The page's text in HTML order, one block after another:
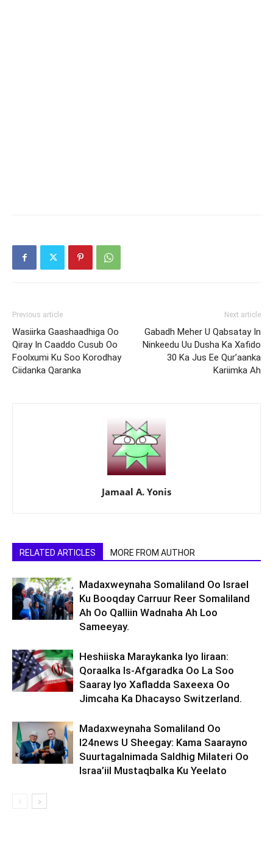
Previous article
Wasiirka Gaashaadhiga Oo
Qiray In Caaddo Cusub Oo
Foolxumi Ku Soo Korodhay
Ciidanka Qaranka
Next article
Gabadh Meher U Qabsatay In
Ninkeedu Uu Dusha Ka Xafido
30 Ka Jus Ee Qur’aanka
Kariimka Ah
Jamaal A. Yonis
RELATED ARTICLES MORE FROM AUTHOR
Madaxweynaha Somaliland Oo Israel
Ku Booqday Carruur Reer Somaliland
Ah Oo Qalliin Wadnaha Ah Loo
Sameeyay.
Heshiiska Maraykanka Iyo Iiraan:
Qoraalka Is-Afgaradka Oo La Soo
Saaray Iyo Xafladda Saxeexa Oo
Jimcaha Ka Dhacayso Switzerland.
Madaxweynaha Somaliland Oo
I24news U Sheegay: Kama Saarayno
Suurtagalnimada Saldhig Milateri Oo
Israa’iil Mustaqbalka Ku Yeelato